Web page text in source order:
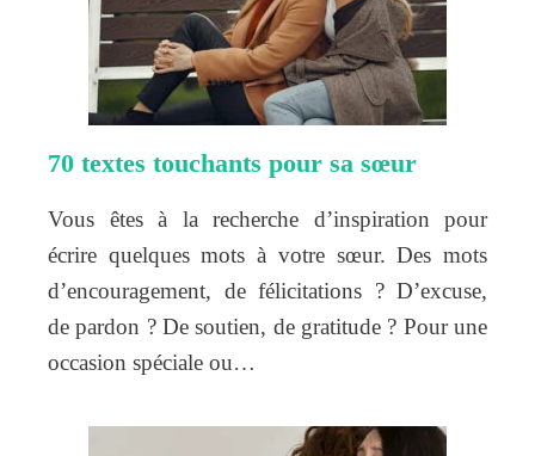
70 textes touchants pour sa sœur
Vous êtes à la recherche d’inspiration pour
écrire quelques mots à votre sœur. Des mots
d’encouragement, de félicitations ? D’excuse,
de pardon ? De soutien, de gratitude ? Pour une
occasion spéciale ou…